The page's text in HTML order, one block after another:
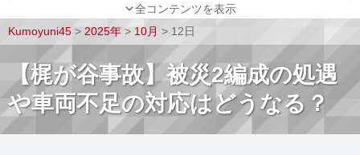
全コンテンツを表示
車両技術 路線探訪
ルール サイトについて
Kumoyuni45 > 2025年 > 10月 > 12日
【梶が谷事故】被災2編成の処遇
や車両不足の対応はどうなる？